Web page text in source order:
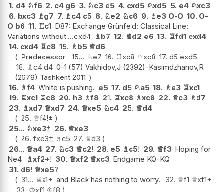
1. d4 ♘f6 2. c4 g6 3. ♘c3 d5 4. cxd5 ♘xd5 5. e4 ♘xc3
6. bxc3 ♗ g7 7. ♗ c4 c5 8. ♘e2 ♘c6 9. ♗ e3 O-O 10. O-
O b6 11. ♖c1 D87: Exchange Grünfeld: Classical Line:
Variations without ...cxd4 ♗ b7 12. ♕d2 e6 13. ♖fd1 cxd4
14. cxd4 ♖c8 15. ♗ b5 ♕d6
Predecessor: 15... ♘e7 16. ♖xc8 ♘xc8 17. d5 exd5
18. ♗c4 d4 0-1 (57) Vakhidov,J (2392)-Kasimdzhanov,R
(2678) Tashkent 2011
16. ♗f4 White is pushing. e5 17. d5 ♘a5 18. ♗ e3 ♖xc1
19. ♖xc1 ♖c8 20. h3 ♗f8 21. ♖xc8 ♗xc8 22. ♕c3 ♗ d7
23. ♗xd7 ♕xd7 24. ♕xe5 ♘c4 25. ♕d4
25. ♕f4!±
25... ♘xe3⩲ 26. ♕xe3
26. fxe3⩲ ♗c5 27. ♕d3
26... ♕a4 27. ♘c3 ♕c2! 28. e5 ♗ c5! 29. ♕f3 Hoping for
Ne4.
♗xf2+! 30. ♕xf2 ♕xc3 Endgame KQ-KQ
31. d6! ♕xe5?
31... ♕a1+ and Black has nothing to worry. 32. ♕f1 ♕xf1+
33. ♔xf1 ♔f8